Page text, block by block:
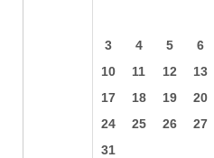
3
4 5 6
10
11 12 13
17
18 19 20
24
25 26 27
31